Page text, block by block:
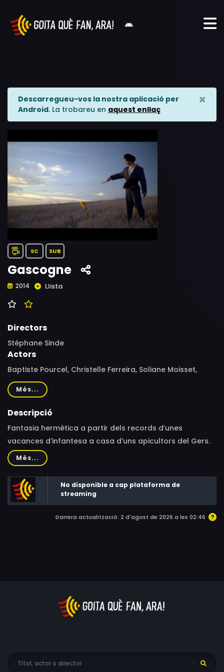
Descarregueu-vos la nostra aplicació per
Android. La trobareu en aquest enllaç
×
SC SUB
Gascogne
2014 Llista
Directors
Stéphane Sinde
Actors
Baptiste Pourcel, Christelle Ferreira, Soliane Moisset,
Basile Meilleruat i David Damar-Chrétien
Més...
Descripció
Fantasia hermètica a partir dels records d’unes
vacances d’infantesa a casa d’uns apicultors del Gers.
Visió personal on la memòria es mescla amb una
excavació arqueològica i amb res contes tradicionals
gascons.
Més...
No disponible a cap plataforma de
streaming
Darrera actualització: 2 d'agost de 2026 a les 02:46